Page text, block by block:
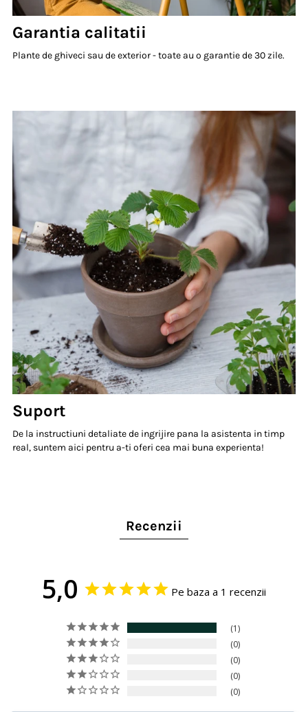
Garantia calitatii
Plante de ghiveci sau de exterior - toate au o garantie de 30 zile.
Suport
De la instructiuni detaliate de ingrijire pana la asistenta in timp
real, suntem aici pentru a-ti oferi cea mai buna experienta!
Recenzii
5,0 Pe baza a 1 recenzii
1
0
0
0
0